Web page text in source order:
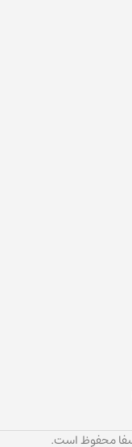
محفوظ است.